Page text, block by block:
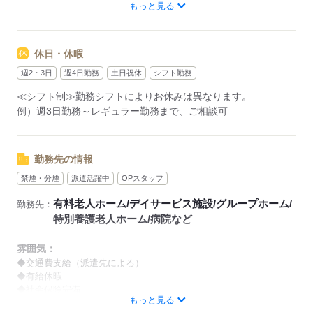
09：00～18：00
【遅番】
【夜勤】
17：00～10：00
2～3ヵ月程度のならし日勤が必要です
その他、
●週2日・1日4h～
●日勤のみ
など、いろんなシフトのお仕事をご紹介できます！
登録の際に、あなたのご希望をお聞かせください。
勤務したシフトを申請後、最短で2日後に給与GETも可能！
もっと見る
休日・休暇
週2・3日 週4日勤務 土日祝休 シフト勤務
≪シフト制≫勤務シフトによりお休みは異なります。
例）週3日勤務～レギュラー勤務まで、ご相談可
勤務先の情報
禁煙・分煙 派遣活躍中 OPスタッフ
勤務先： 有料老人ホーム/デイサービス施設/グループホーム/
特別養護老人ホーム/病院など
雰囲気：
◆交通費支給（派遣先による）
◆有給休暇
※喫煙環境に関しては就業場所ごとに異なります。
もっと見る